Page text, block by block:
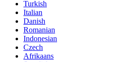
Turkish
Italian
Danish
Romanian
Indonesian
Czech
Afrikaans